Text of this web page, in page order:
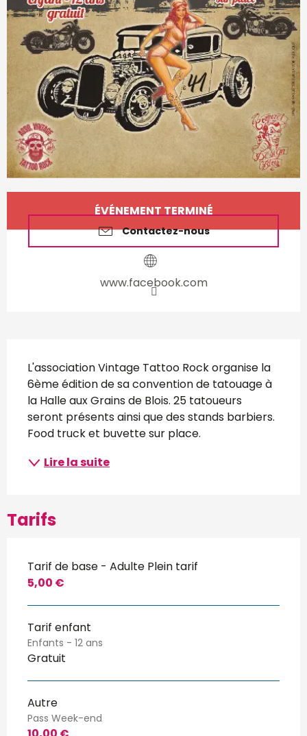
Ouverture et coordonnées
ÉVÉNEMENT TERMINÉ
Contactez-nous
www.facebook.com
Description
L'association Vintage Tattoo Rock organise la
6ème édition de sa convention de tatouage à
la Halle aux Grains de Blois. 25 tatoueurs
seront présents ainsi que des stands barbiers.
Food truck et buvette sur place.
Lire la suite
Tarifs
Tarif de base - Adulte Plein tarif
5,00 €
Tarif enfant
Enfants - 12 ans
Gratuit
Autre
Pass Week-end